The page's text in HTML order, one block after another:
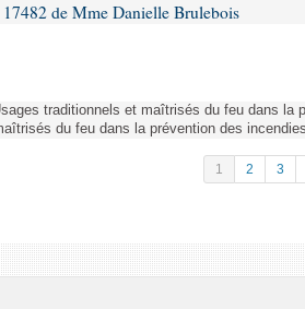
17482 de Mme Danielle Brulebois
traditionnels et maîtrisés du feu dans la
du feu dans la prévention des
1 2 3